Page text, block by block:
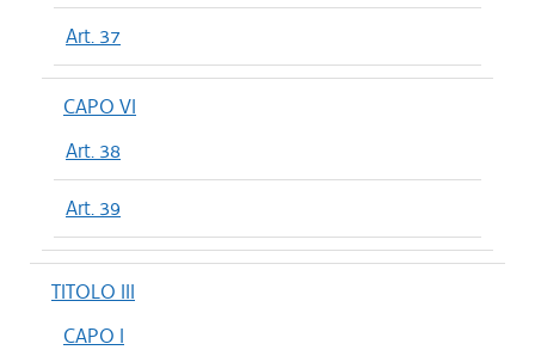
Art. 37
CAPO VI
Art. 38
Art. 39
TITOLO III
CAPO I